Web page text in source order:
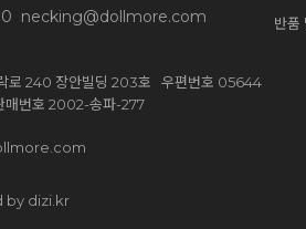
necking@dollmore.com
로 240 장안빌딩 203호 우편번호 05644
매번호 2002-송파-277
by dizi.kr
반품